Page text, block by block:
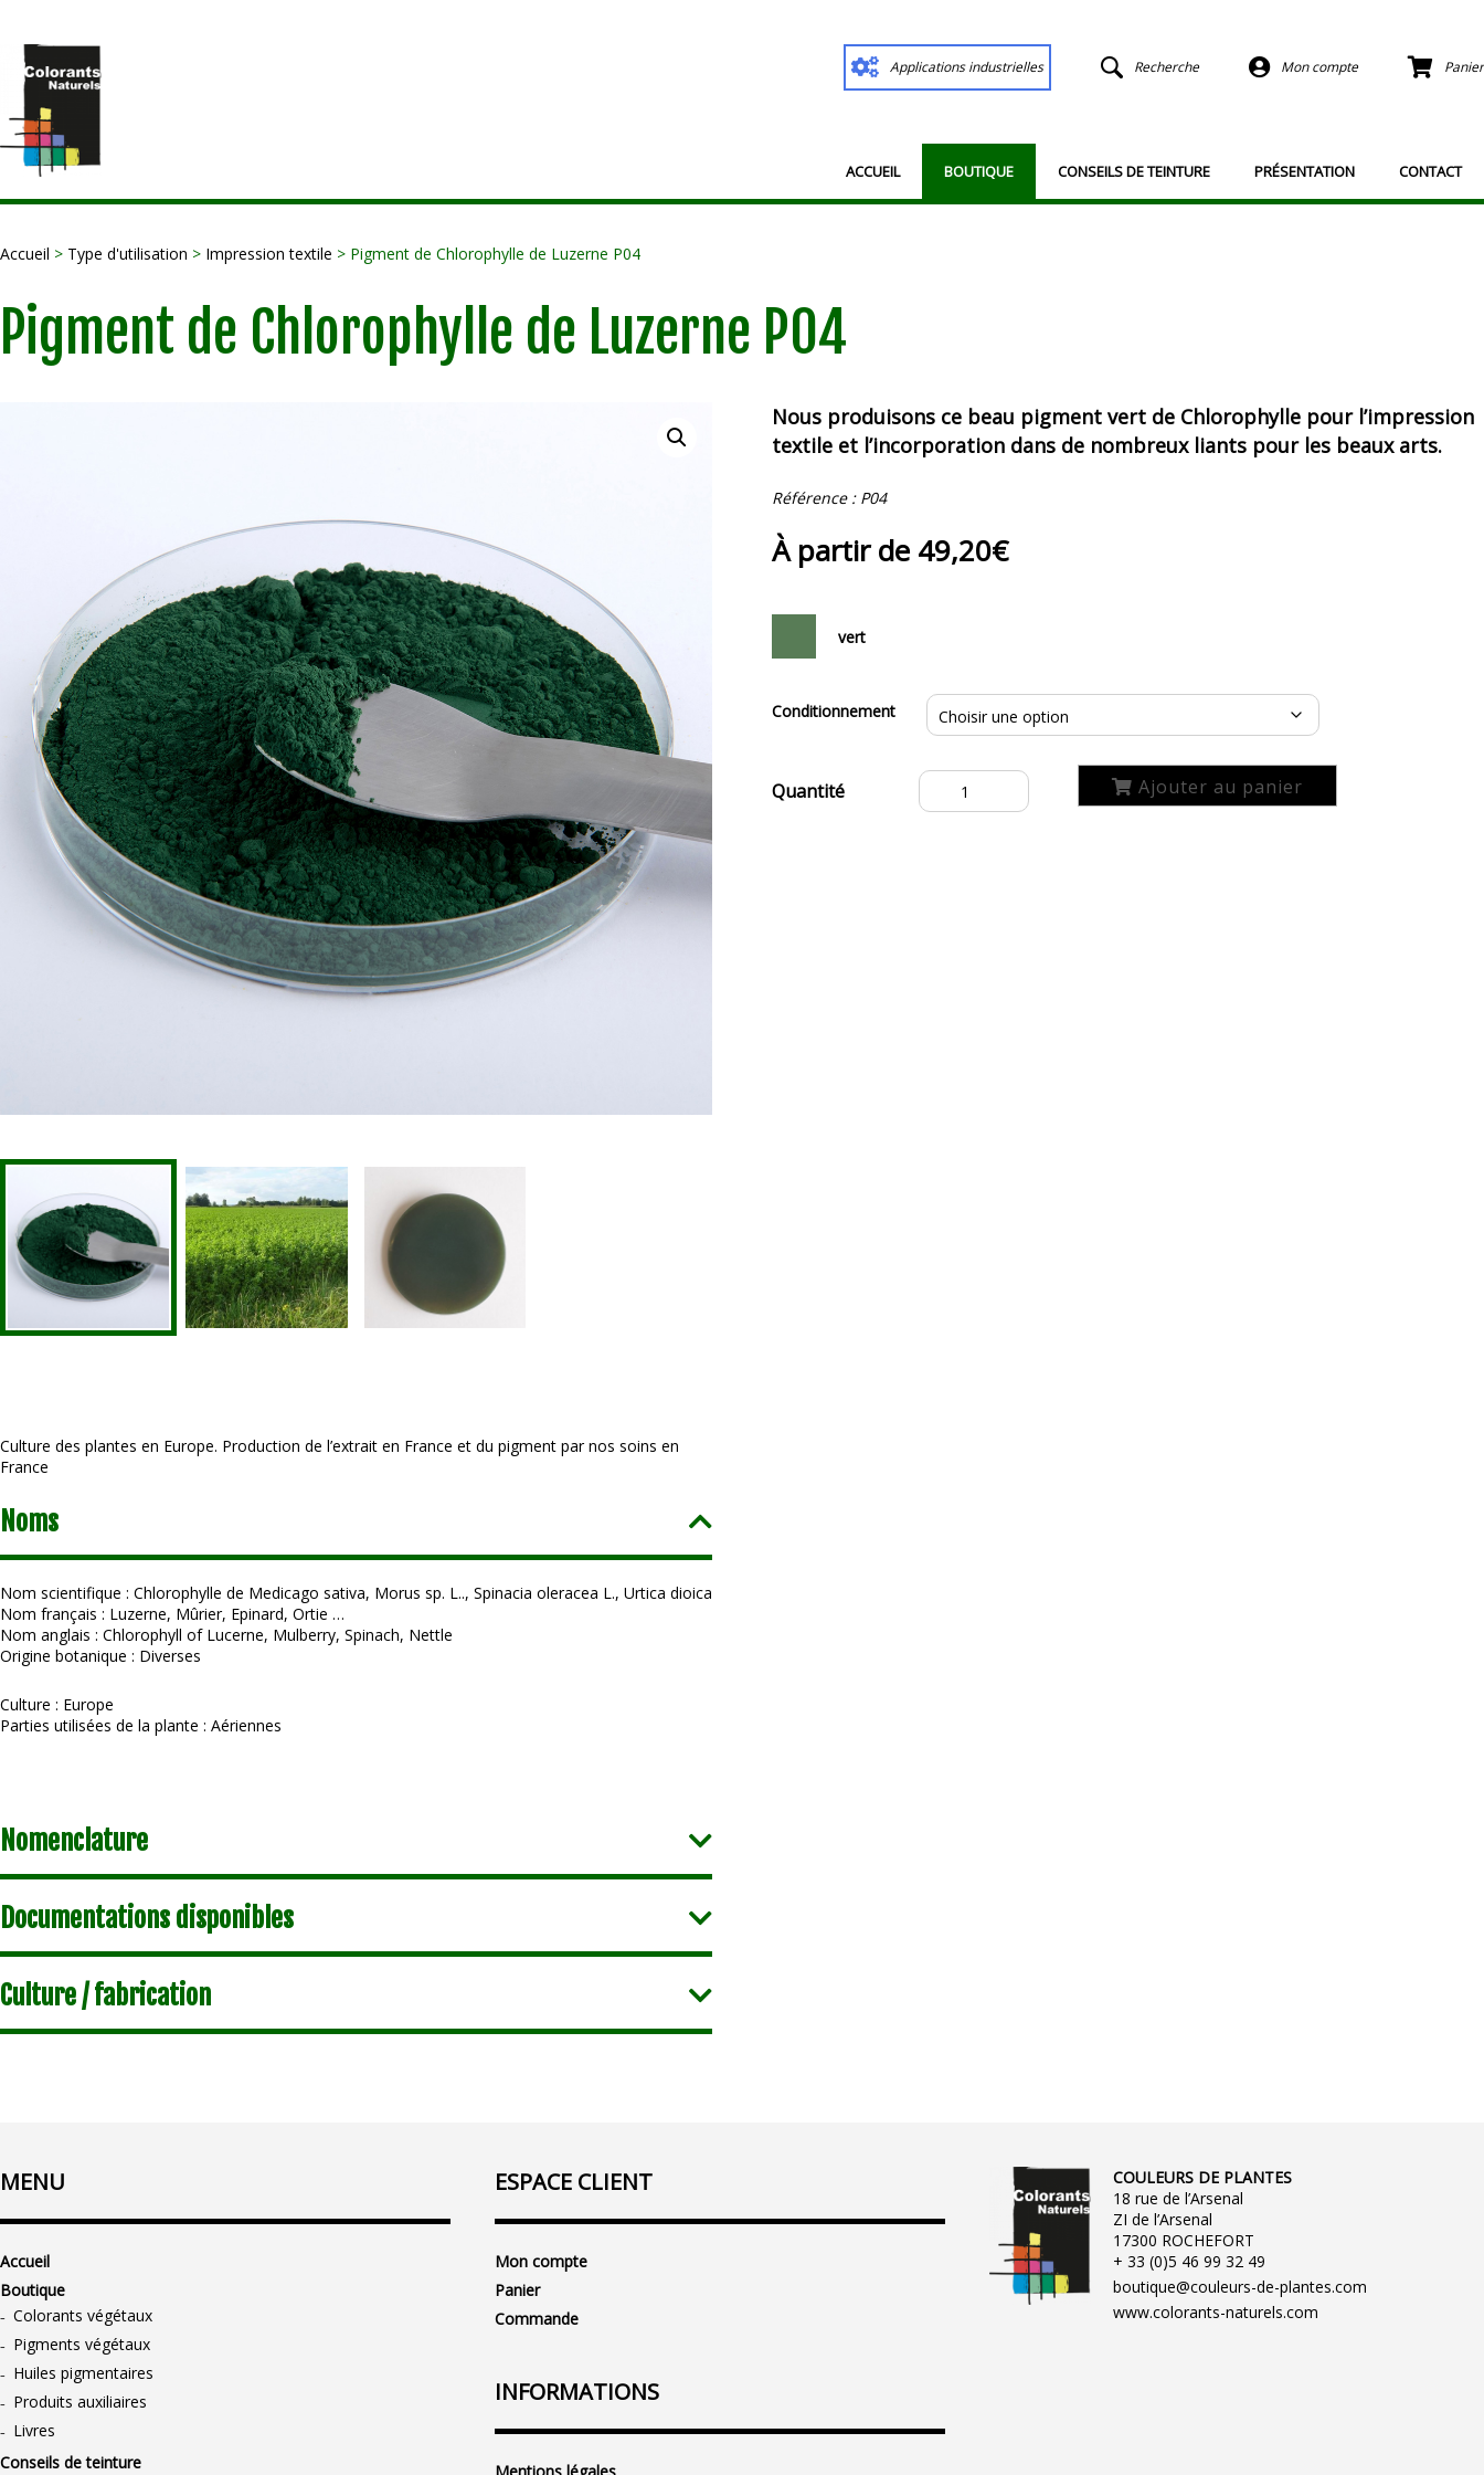
Applications industrielles Recherche Mon compte Panier
ACCUEIL BOUTIQUE CONSEILS DE TEINTURE PRÉSENTATION CONTACT
Accueil > Type d'utilisation > Impression textile > Pigment de Chlorophylle de Luzerne P04
Pigment de Chlorophylle de Luzerne P04
Nous produisons ce beau pigment vert de Chlorophylle pour l’impression
textile et l’incorporation dans de nombreux liants pour les beaux arts.
Référence : P04
À partir de 49,20€
vert
Conditionnement
quantité
Ajouter au panier
Culture des plantes en Europe. Production de l’extrait en France et du pigment par nos soins en
France
Noms
Nom scientifique : Chlorophylle de Medicago sativa, Morus sp. L.., Spinacia oleracea L., Urtica dioica
Nom français : Luzerne, Mûrier, Epinard, Ortie …
Nom anglais : Chlorophyll of Lucerne, Mulberry, Spinach, Nettle
Origine botanique : Diverses
Culture : Europe
Parties utilisées de la plante : Aériennes
Nomenclature
Documentations disponibles
Culture / fabrication
MENU
Accueil
Boutique
Colorants végétaux
Pigments végétaux
Huiles pigmentaires
Produits auxiliaires
Livres
Conseils de teinture
ESPACE CLIENT
Mon compte
Panier
Commande
INFORMATIONS
COULEURS DE PLANTES
18 rue de l’Arsenal
ZI de l’Arsenal
17300 ROCHEFORT
+ 33 (0)5 46 99 32 49
boutique@couleurs-de-plantes.com
www.colorants-naturels.com